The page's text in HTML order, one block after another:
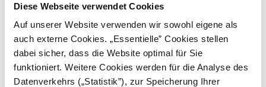
Diese Webseite verwendet Cookies
Auf unserer Website verwenden wir sowohl eigene als
auch externe Cookies. „Essentielle” Cookies stellen
dabei sicher, dass die Website optimal für Sie
funktioniert. Weitere Cookies werden für die Analyse des
Datenverkehrs („Statistik”), zur Speicherung Ihrer
Matratze zum Podest
mit Auszugsbett
73,90 €